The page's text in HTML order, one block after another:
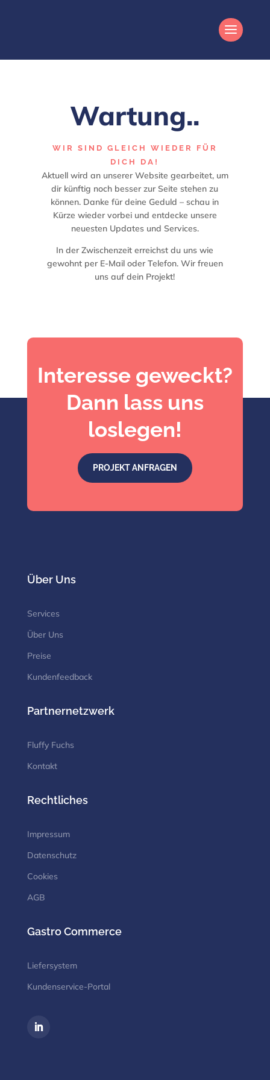
Wartung.
WIR SIND GLEICH WIEDER FÜR
DICH DA!
Aktuell wird an unserer Website gearbeitet, um
dir künftig noch besser zur Seite stehen zu
können. Danke für deine Geduld – schau in
Kürze wieder vorbei und entdecke unsere
neuesten Updates und Services.
In der Zwischenzeit erreichst du uns wie
gewohnt per E-Mail oder Telefon. Wir freuen
uns auf dein Projekt!
Interesse geweckt?
Dann lass uns
loslegen!
PROJEKT ANFRAGEN
Über Uns
Services
Über Uns
Preise
Kundenfeedback
Partnernetzwerk
Fluffy Fuchs
Kontakt
Rechtliches
Impressum
Datenschutz
Cookies
AGB
Gastro Commerce
Liefersystem
Kundenservice-Portal